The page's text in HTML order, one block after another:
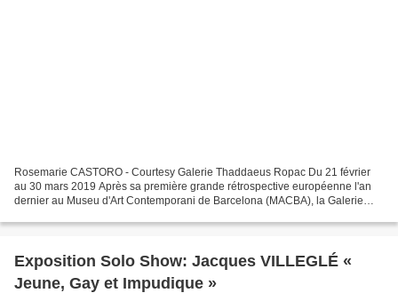
Rosemarie CASTORO - Courtesy Galerie Thaddaeus Ropac Du 21 février
au 30 mars 2019 Après sa première grande rétrospective européenne l'an
dernier au Museu d'Art Contemporani de Barcelona (MACBA), la Galerie
Exposition Solo Show: Jacques VILLEGLÉ «
Jeune, Gay et Impudique »